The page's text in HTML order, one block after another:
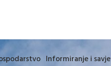
Informiranje i